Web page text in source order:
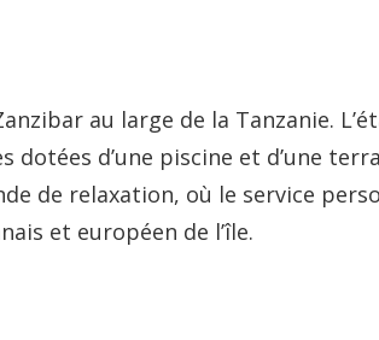
au large de la Tanzanie.
d’une piscine et d’une
de relaxation, où le service
et européen de l’île.